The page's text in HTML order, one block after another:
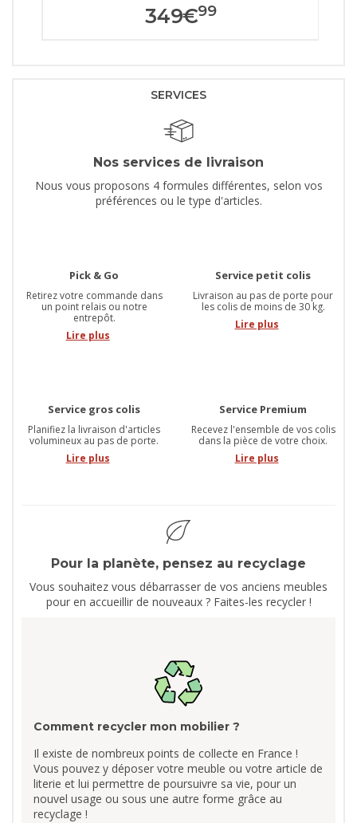
349€99
SERVICES
Nos services de livraison
Nous vous proposons 4 formules différentes, selon vos
préférences ou le type d'articles.
Pick & Go
Retirez votre commande dans
un point relais ou notre
entrepôt.
Lire plus
Service petit colis
Livraison au pas de porte pour
les colis de moins de 30 kg.
Lire plus
Service gros colis
Planifiez la livraison d'articles
volumineux au pas de porte.
Lire plus
Service Premium
Recevez l'ensemble de vos colis
dans la pièce de votre choix.
Lire plus
Pour la planète, pensez au recyclage
Vous souhaitez vous débarrasser de vos anciens meubles
pour en accueillir de nouveaux ? Faites-les recycler !
Comment recycler mon mobilier ?
Il existe de nombreux points de collecte en France !
Vous pouvez y déposer votre meuble ou votre article de
literie et lui permettre de poursuivre sa vie, pour un
nouvel usage ou sous une autre forme grâce au
recyclage !